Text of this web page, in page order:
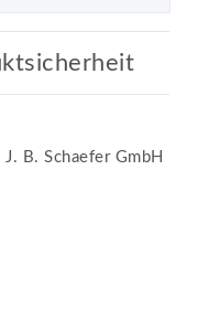
J. B. Schaefer GmbH